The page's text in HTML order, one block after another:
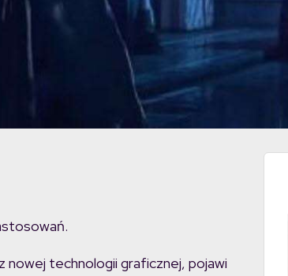
nowej technologii graficznej, pojawi